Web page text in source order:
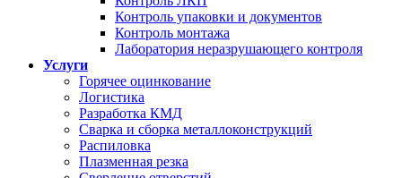
Контроль упаковки и документов
Контроль монтажа
Лаборатория неразрушающего контроля
Услуги
Горячее оцинкование
Логистика
Разработка КМД
Сварка и сборка металлоконструкций
Распиловка
Плазменная резка